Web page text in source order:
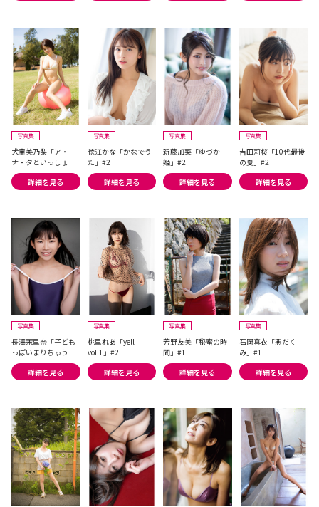
写真集
犬童美乃梨「ア・
ナ・タといっしょに
♥」#1
詳細を見る
写真集
徳江かな「かなでう
た」#2
詳細を見る
写真集
新藤加菜「ゆづか
姫」#2
詳細を見る
写真集
吉田莉桜「10代最後
の夏」#2
詳細を見る
写真集
長澤茉里奈「子ども
っぽいまりちゅうと
大人っぽいまりちゅ
う、どっちが本当の
詳細を見る
写真集
桃里れあ「yell
vol.1」#2
詳細を見る
写真集
芳野友美「秘蜜の時
間」#1
詳細を見る
写真集
石岡真衣「悪だく
み」#1
詳細を見る